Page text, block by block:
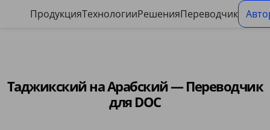
ПродукцияТехнологииРешенияПереводчик
Таджикский на Арабский — Переводчик
для DOC